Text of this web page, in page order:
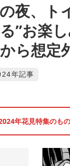
夜、ト
”お楽
ら想定
年記事
年花見特集のも